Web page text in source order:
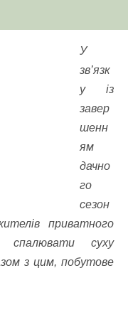
У
зв’язк
у із
завер
шенн
ям
дачно
го
сезон
приватного
суху
з цим, побутове